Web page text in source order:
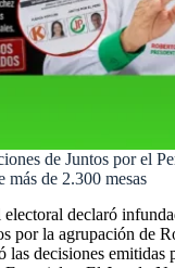
de Juntos por el
más de 2.300 mesas
declaró
por la agrupación de
las decisiones emitidas